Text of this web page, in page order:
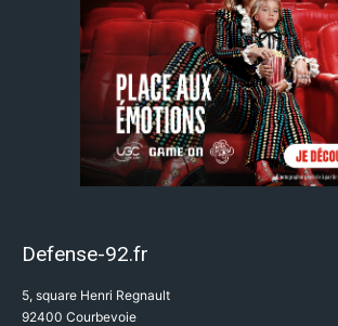
Defense-92.fr
5, square Henri Regnault
92400 Courbevoie